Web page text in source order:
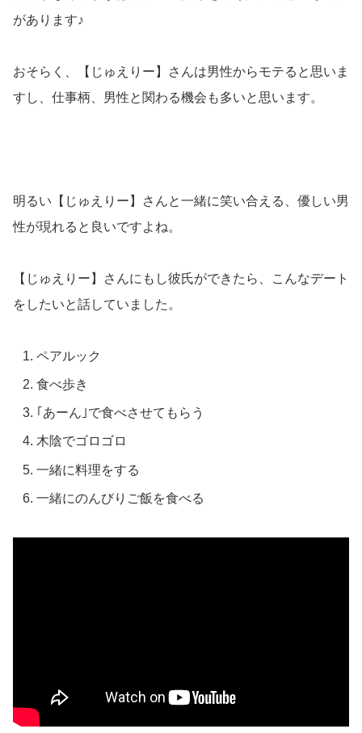
があります♪
おそらく、【じゅえりー】さんは男性からモテると思いま
すし、仕事柄、男性と関わる機会も多いと思います。
明るい【じゅえりー】さんと一緒に笑い合える、優しい男
性が現れると良いですよね。
【じゅえりー】さんにもし彼氏ができたら、こんなデート
をしたいと話していました。
ペアルック
食べ歩き
｢あーん｣で食べさせてもらう
木陰でゴロゴロ
一緒に料理をする
一緒にのんびりご飯を食べる